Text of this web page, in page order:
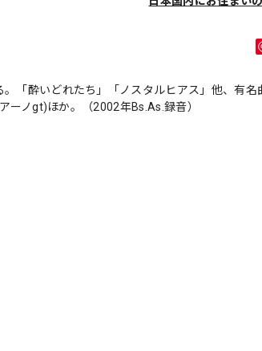
「酔いどれたち」「ノスタルヒアス」他、有名
ーノgt)ほか。（2002年Bs.As.録音）